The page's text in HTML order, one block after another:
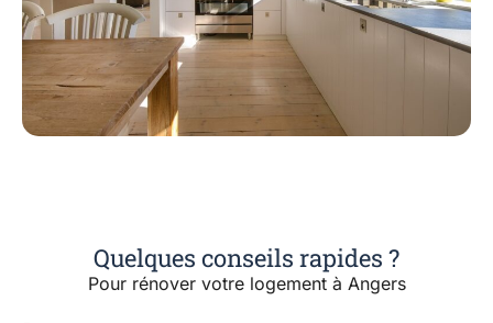
Quelques conseils rapides ?
Pour rénover votre logement à Angers